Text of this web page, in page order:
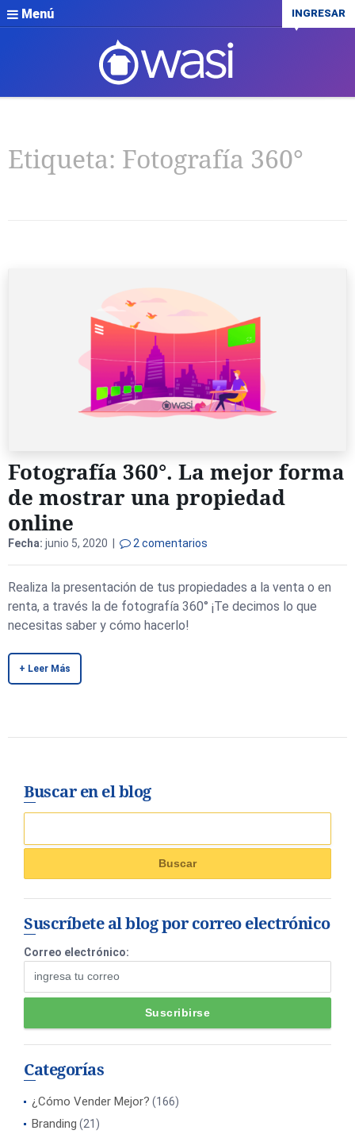
Menú INGRESAR
Etiqueta: Fotografía 360°
Fotografía 360°. La mejor forma
de mostrar una propiedad
online
Fecha: junio 5, 2020 | 2 comentarios
Realiza la presentación de tus propiedades a la venta o en
renta, a través la de fotografía 360° ¡Te decimos lo que
necesitas saber y cómo hacerlo!
+ Leer Más
Buscar en el blog
Suscríbete al blog por correo electrónico
Correo electrónico:
Categorías
¿Cómo Vender Mejor? (166)
Branding (21)